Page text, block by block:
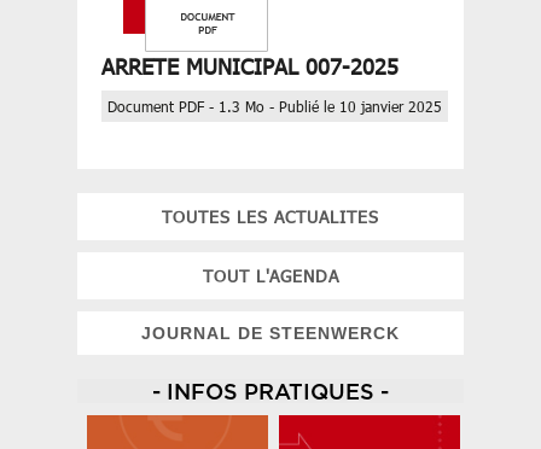
ARRETE MUNICIPAL 007-2025
Document PDF - 1.3 Mo - Publié le 10 janvier 2025
TOUTES LES ACTUALITES
TOUT L'AGENDA
JOURNAL DE STEENWERCK
- INFOS PRATIQUES -